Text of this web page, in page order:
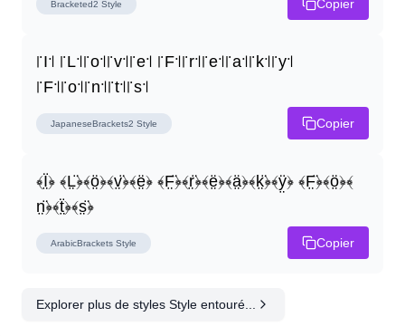
Bracketed2 Style Copier
꜍I꜉ ꜍L꜉꜍o꜉꜍v꜉꜍e꜉ ꜍F꜉꜍r꜉꜍e꜉꜍a꜉꜍k꜉꜍y꜉
꜍F꜉꜍o꜉꜍n꜉꜍t꜉꜍s꜉
JapaneseBrackets2 Style Copier
﴾Ï̤﴿ ﴾L̤̈﴿﴾ö̤﴿﴾v̤̈﴿﴾ë̤﴿ ﴾F̤̈﴿﴾r̤̈﴿﴾ë̤﴿﴾ä̤﴿﴾k̤̈﴿﴾ÿ̤﴿ ﴾F̤̈﴿﴾ö̤﴿﴾
n̤̈﴿﴾ẗ̤﴿﴾s̤̈﴿
ArabicBrackets Style Copier
Explorer plus de styles Style entouré...